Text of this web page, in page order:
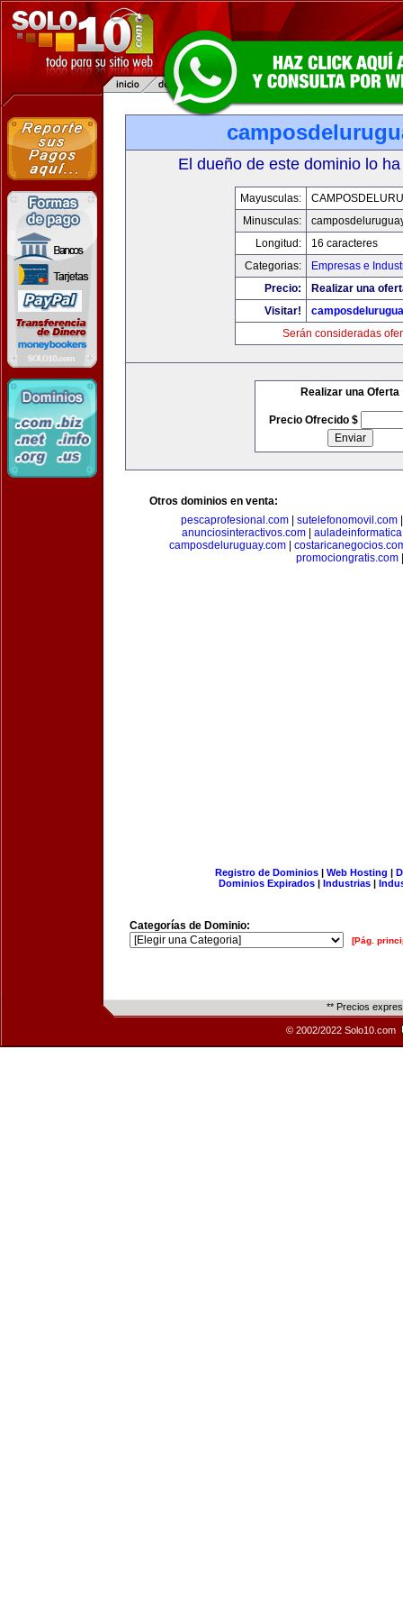
El dueño de este dominio lo
Mayusculas:
Minusculas:
Longitud:
16 caracteres
Categorias:
Empresas e
Precio:
Realizar una
Visitar!
Serán consideradas
Realizar una Oferta
Precio Ofrecido $
Otros dominios en venta:
pescaprofesional.com| sutelefonomovil.com
anunciosinteractivos.com|
camposdeluruguay.com|
promociongratis.com
Registro de Dominios| Web Hosting |
Dominios Expirados | Industrias |
Categorías de Dominio:
[Pág.
** Precios
© 2002/2022 Solo10.com